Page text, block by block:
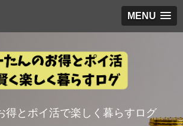
MENU
得とポイ活で楽しく暮らすログ